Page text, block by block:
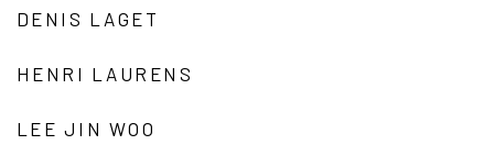
DENIS LAGET
HENRI LAURENS
LEE JIN WOO